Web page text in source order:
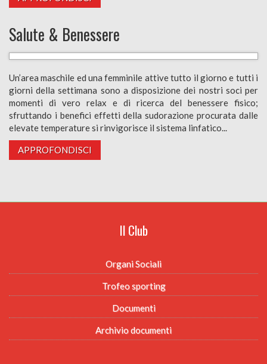
Salute & Benessere
Un’area maschile ed una femminile attive tutto il giorno e tutti i
giorni della settimana sono a disposizione dei nostri soci per
momenti di vero relax e di ricerca del benessere fisico;
sfruttando i benefici effetti della sudorazione procurata dalle
elevate temperature si rinvigorisce il sistema linfatico...
APPROFONDISCI
Il Club
Organi Sociali
Trofeo sporting
Documenti
Archivio documenti